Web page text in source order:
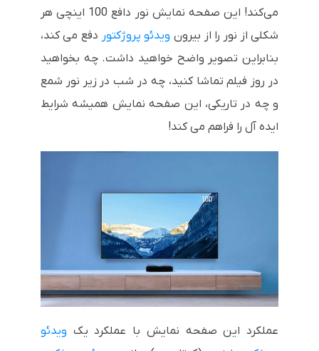
می‌کند! این صفحه نمایش نور دافع 100 اینچی هر
شکلی از نور را از بیرون ویدئو پروژکتور دفع می کند،
بنابراین تصویر واضح خواهید داشت. چه بخواهید
در روز فیلم تماشا کنید، چه در شب در زیر نور شمع
و چه در تاریکی، این صفحه نمایش همیشه شرایط
ایده آل را فراهم می کند!
عملکرد این صفحه نمایش با عملکرد یک ویدئو